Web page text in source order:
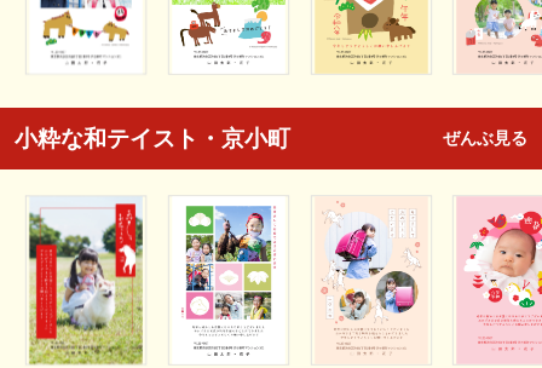
小粋な和テイスト・京小町 ぜんぶ見る